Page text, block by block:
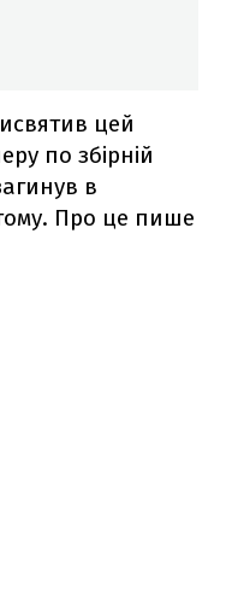
цей
по збірній
в
Про це пише